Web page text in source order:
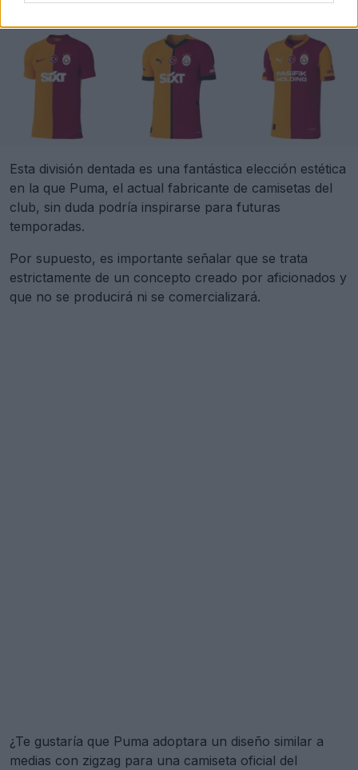
Esta división dentada es una fantástica elección estética
en la que Puma, el actual fabricante de camisetas del
club, sin duda podría inspirarse para futuras
temporadas.
Por supuesto, es importante señalar que se trata
estrictamente de un concepto creado por aficionados y
que no se producirá ni se comercializará.
¿Te gustaría que Puma adoptara un diseño similar a
medias con zigzag para una camiseta oficial del